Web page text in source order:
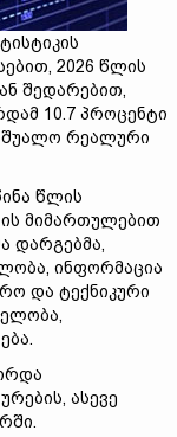
2026 წლის
შედარებით,
10.7 პროცენტი
რეალური
წლის
მიმართულებით
დარგებმა,
ინფორმაცია
და ტექნიკური
ასევე